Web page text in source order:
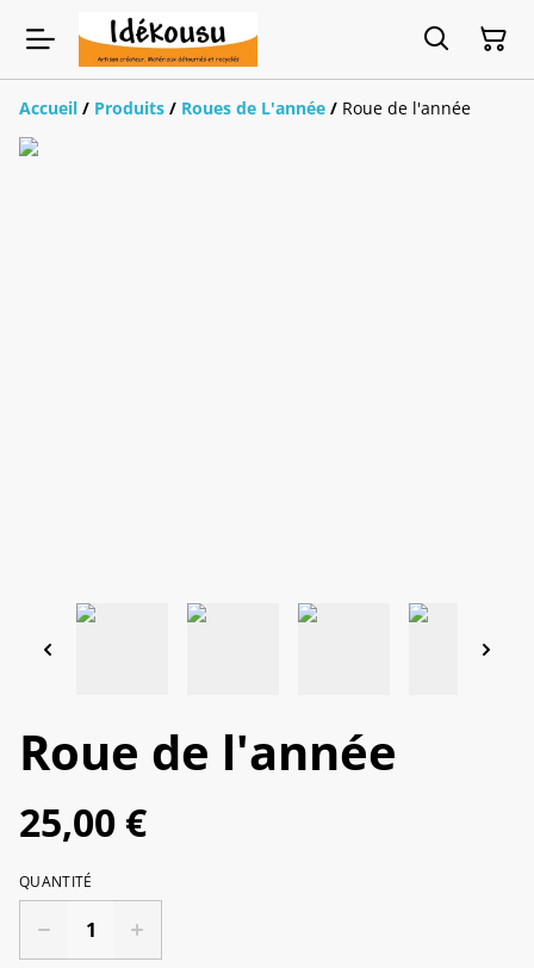
Accueil / Produits / Roues de L'année / Roue de l'année
Roue de l'année
25,00 €
QUANTITÉ